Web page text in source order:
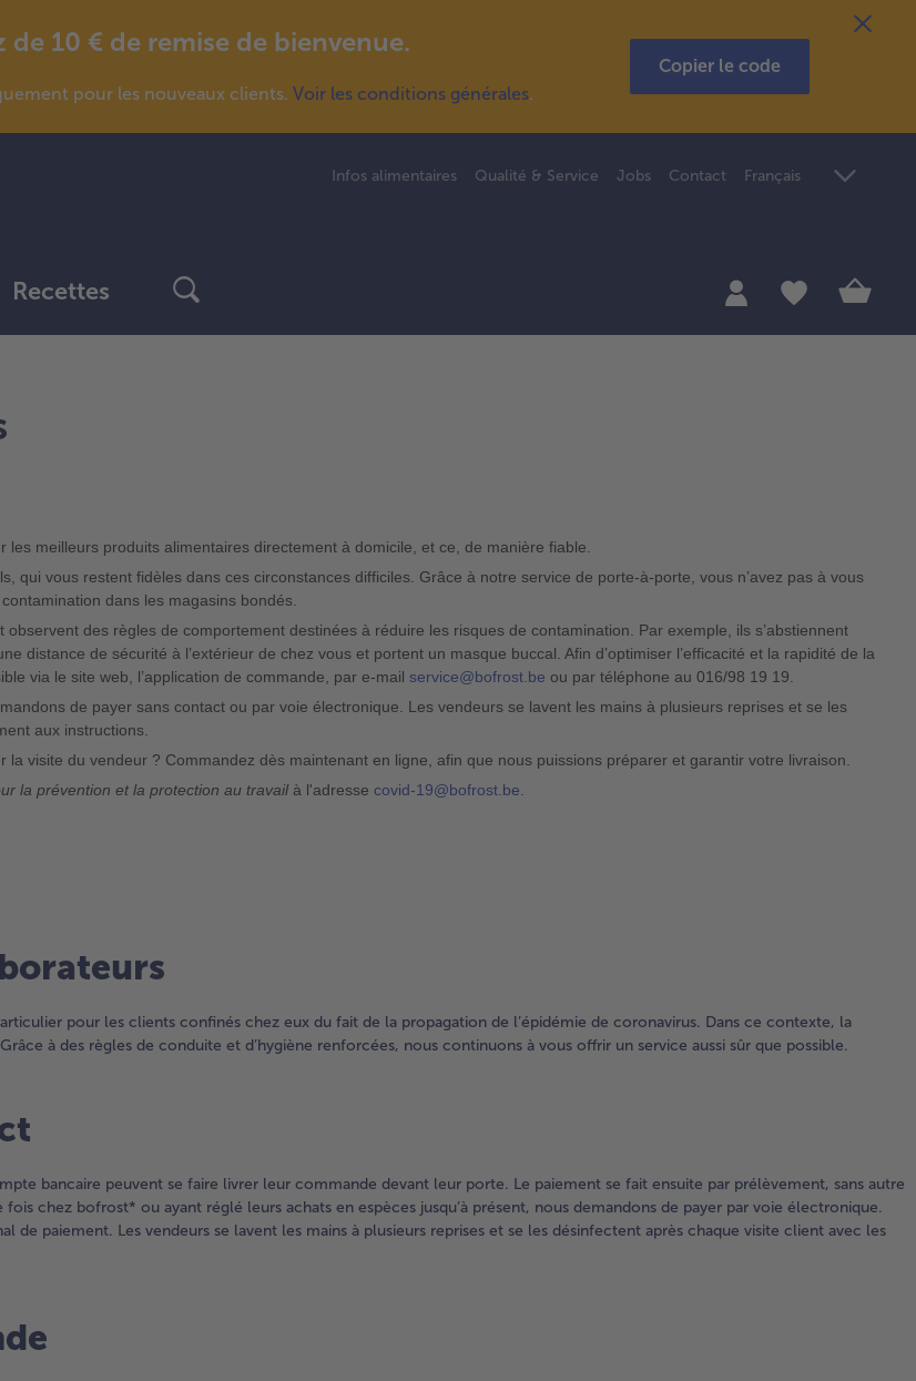
10 € de remise de bienvenue.
pour les nouveaux clients. Voir les conditions générales.
Copier le code
Infos alimentaires Qualité & Service Jobs Contact Français
Recettes
meilleurs produits alimentaires directement à domicile, et ce, de manière fiable.
qui vous restent fidèles dans ces circonstances difficiles. Grâce à notre service de porte-à-porte, vous n’avez pas à vous
dans les magasins bondés.
des règles de comportement destinées à réduire les risques de contamination. Par exemple, ils s’abstiennent
distance de sécurité à l’extérieur de chez vous et portent un masque buccal. Afin d’optimiser l’efficacité et la rapidité de la
via le site web, l’application de commande, par e-mail service@bofrost.be ou par téléphone au 016/98 19 19.
de payer sans contact ou par voie électronique. Les vendeurs se lavent les mains à plusieurs reprises et se les
aux instructions.
visite du vendeur ? Commandez dès maintenant en ligne, afin que nous puissions préparer et garantir votre livraison.
la prévention et la protection au travail à l'adresse covid-19@bofrost.be
pour les clients confinés chez eux du fait de la propagation de l’épidémie de coronavirus. Dans ce contexte, la
à des règles de conduite et d’hygiène renforcées, nous continuons à vous offrir un service aussi sûr que possible.
bancaire peuvent se faire livrer leur commande devant leur porte. Le paiement se fait ensuite par prélèvement, sans autre
chez bofrost* ou ayant réglé leurs achats en espèces jusqu’à présent, nous demandons de payer par voie électronique.
paiement. Les vendeurs se lavent les mains à plusieurs reprises et se les désinfectent après chaque visite client avec les